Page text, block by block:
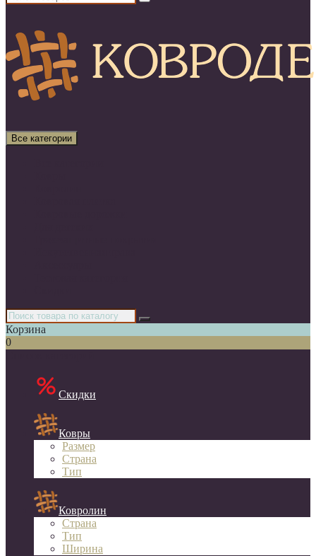
Все категории
Корзина
0
Скидки
Ковры
Размер
Страна
Тип
Ковролин
Страна
Тип
Ширина